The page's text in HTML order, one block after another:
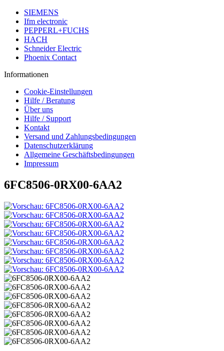
SIEMENS
Ifm electronic
PEPPERL+FUCHS
HACH
Schneider Electric
Phoenix Contact
Informationen
Cookie-Einstellungen
Hilfe / Beratung
Über uns
Hilfe / Support
Kontakt
Versand und Zahlungsbedingungen
Datenschutzerklärung
Allgemeine Geschäftsbedingungen
Impressum
6FC8506-0RX00-6AA2